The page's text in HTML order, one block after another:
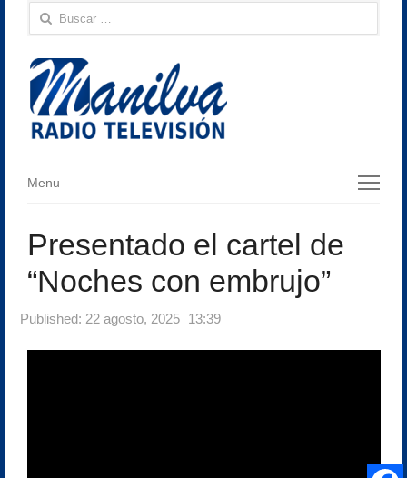
Buscar:
Menu
Menu
Presentado el cartel de
“Noches con embrujo”
Published: 22 agosto, 2025 13:39